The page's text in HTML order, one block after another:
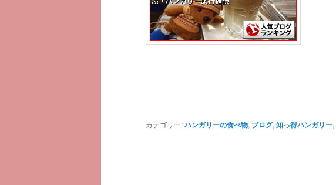
カテゴリー:ハンガリーの食べ物, ブログ,知っ得ハンガリー,